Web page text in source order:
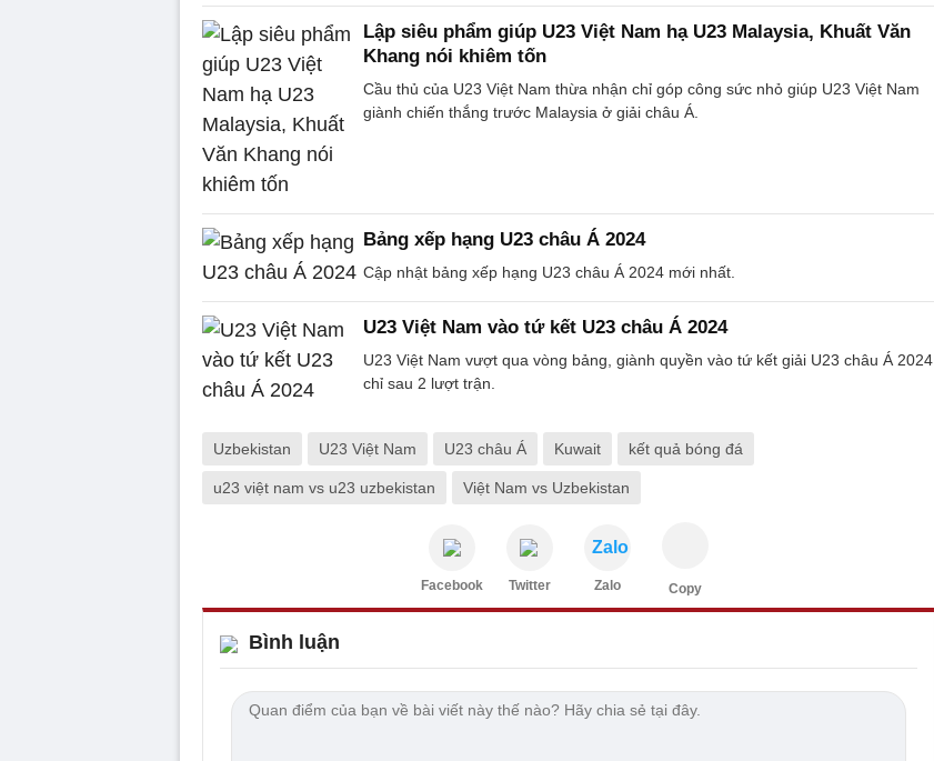
Lập siêu phẩm giúp U23 Việt Nam hạ U23 Malaysia, Khuất Văn
Khang nói khiêm tốn
Cầu thủ của U23 Việt Nam thừa nhận chỉ góp công sức nhỏ giúp U23 Việt Nam
giành chiến thắng trước Malaysia ở giải châu Á.
Bảng xếp hạng U23 châu Á 2024
Cập nhật bảng xếp hạng U23 châu Á 2024 mới nhất.
U23 Việt Nam vào tứ kết U23 châu Á 2024
U23 Việt Nam vượt qua vòng bảng, giành quyền vào tứ kết giải U23 châu Á 2024
chỉ sau 2 lượt trận.
Uzbekistan U23 Việt Nam U23 châu Á Kuwait kết quả bóng đá
u23 việt nam vs u23 uzbekistan Việt Nam vs Uzbekistan
Facebook Twitter
Zalo
Zalo Copy
Bình luận